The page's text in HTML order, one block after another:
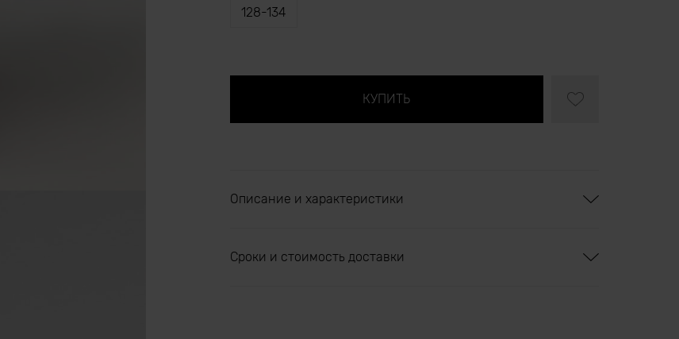
128-134
Описание и характеристики
Сроки и стоимость доставки